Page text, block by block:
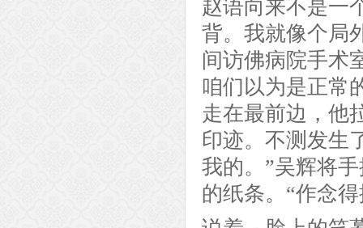
赵语向来不是一
背。我就像个局
间访佛病院手术
咱们以为是正常
走在最前边，他
印迹。不测发生
我的。”吴辉将
的纸条。“作念